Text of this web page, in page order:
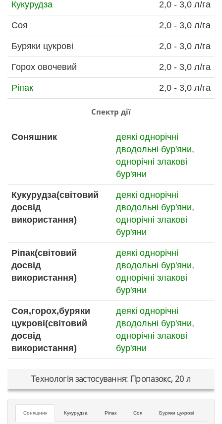
Кукурудза 2,0 - 3,0 л/га
Соя 2,0 - 3,0 л/га
Буряки цукрові 2,0 - 3,0 л/га
Горох овочевий 2,0 - 3,0 л/га
Ріпак 2,0 - 3,0 л/га
Спектр дії
Соняшник
деякі однорічні
дводольні бур'яни,
однорічні злакові
бур'яни
Кукурудза(світовий
досвід
використання)
деякі однорічні
дводольні бур'яни,
однорічні злакові
бур'яни
Ріпак(світовий
досвід
використання)
деякі однорічні
дводольні бур'яни,
однорічні злакові
бур'яни
Соя,горох,буряки
цукрові(світовий
досвід
використання)
деякі однорічні
дводольні бур'яни,
однорічні злакові
бур'яни
Технологія застосування: Пропазокс, 20 л
Соняшник Кукурудза Ріпак Соя Буряки цукрові